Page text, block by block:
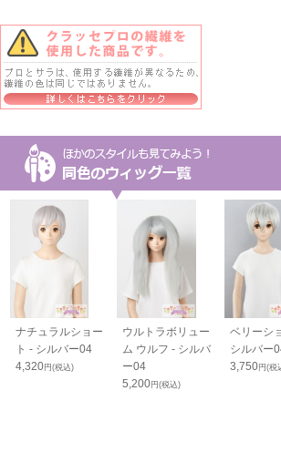
ナチュラルショー
ト - シルバー04
4,320円(税込)
ウルトラボリュー
ム ウルフ - シルバ
ー04
5,200円(税込)
ベリーシ
シルバー
3,750円(税